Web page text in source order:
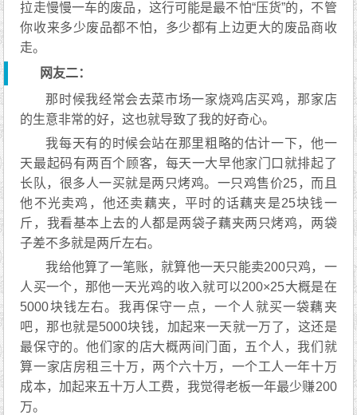
拉走慢慢一车的废品，这行可能是最不怕“压货”的，不管
你收来多少废品都不怕，多少都有上边更大的废品商收
走。
网友二：
那时候我经常会去菜市场一家烧鸡店买鸡，那家店
的生意非常的好，这也就导致了我的好奇心。
我每天有的时候会站在那里粗略的估计一下，他一
天最起码有两百个顾客，每天一大早他家门口就排起了
长队，很多人一买就是两只烤鸡。一只鸡售价25，而且
他不光卖鸡，他还卖藕夹，平时的话藕夹是25块钱一
斤，我看基本上去的人都是两袋子藕夹两只烤鸡，两袋
子差不多就是两斤左右。
我给他算了一笔账，就算他一天只能卖200只鸡，一
人买一个，那他一天光鸡的收入就可以200×25大概是在
5000块钱左右。我再保守一点，一个人就买一袋藕夹
吧，那也就是5000块钱，加起来一天就一万了，这还是
最保守的。他们家的店大概两间门面，五个人，我们就
算一家店房租三十万，两个六十万，一个工人一年十万
成本，加起来五十万人工费，我觉得老板一年最少赚200
万。